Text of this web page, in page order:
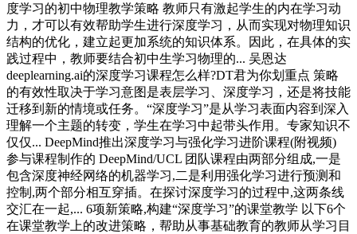
度学习的初中物理教学策略 教师只有激起学生的内在学习动
力，才可以有效帮助学生进行深度学习，从而实现对物理知识
结构的优化，建立起更加系统的知识体系。因此，在具体的实
践过程中，教师要结合初中生学习物理的... 吴恩达
deeplearning.ai的深度学习课程怎么样?DT君为你划重点 策略
的有效性取决于学习意图是表层学习、深度学习，还是将技能
迁移到新的情境或任务。“深度学习”是从学习表面内容到深入
理解一个主题的转变，学生在学习中起带头作用。专家知识不
仅仅... DeepMind推出深度学习与强化学习进阶课程(附视频)
参与课程制作的 DeepMind/UCL 团队课程由两部分组成,一是
包含深度神经网络的机器学习,二是利用强化学习进行预测和
控制,两个部分相互穿插。在探讨深度学习的过程中,这两条线
交汇在一起,... 6项新策略,构建“深度学习”的课堂教学 以下6个
在课堂教学上的改进策略，帮助从事基础教育的教师从学习目